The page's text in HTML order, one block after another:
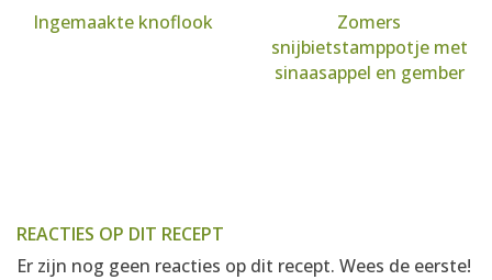
Ingemaakte knoflook
Zomers
snijbietstamppotje met
sinaasappel en gember
REACTIES OP DIT RECEPT
Er zijn nog geen reacties op dit recept. Wees de eerste!